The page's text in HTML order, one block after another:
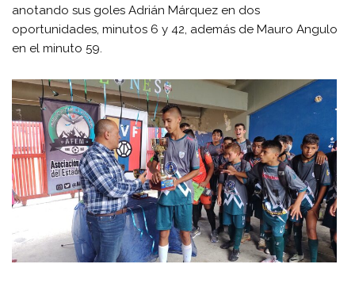
anotando sus goles Adrián Márquez en dos
oportunidades, minutos 6 y 42, además de Mauro Angulo
en el minuto 59.